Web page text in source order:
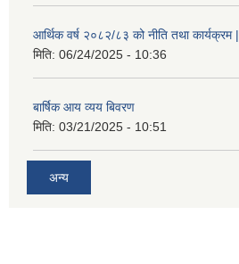
आर्थिक वर्ष २०८२/८३ को नीति तथा कार्यक्रम |
मिति: 06/24/2025 - 10:36
बार्षिक आय व्यय बिवरण
मिति: 03/21/2025 - 10:51
अन्य